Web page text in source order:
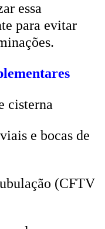
essa
para evitar
cisterna
e bocas de
(CFTV